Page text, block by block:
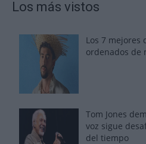
Los más vistos
Los 7 mejores
ordenados de
Tom Jones
voz sigue
del tiempo